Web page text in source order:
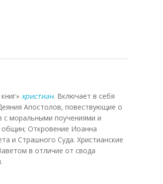
христиан. Включает в себя
Апостолов, повествующие о
с моральными поучениями и
общин; Откровение Иоанна
и Страшного Суда. Христианские
в отличие от свода